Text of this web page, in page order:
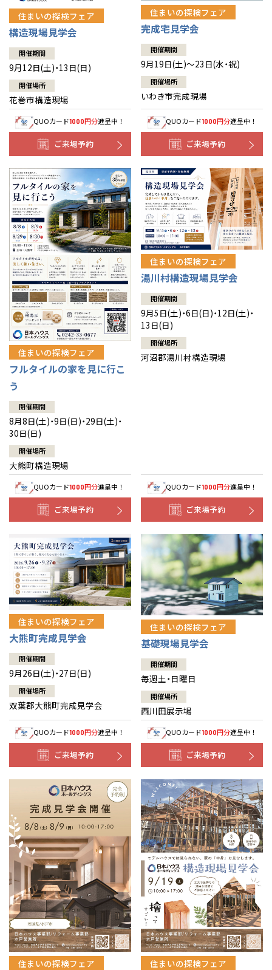
住まいの探検フェア
構造現場見学会
開催期間
9月12日(土)・13日(日)
開催場所
花巻市構造現場
QUOカード1000円分進呈中！
ご来場予約
住まいの探検フェア
完成宅見学会
開催期間
9月19日(土)～23日(水・祝)
開催場所
いわき市完成現場
QUOカード1000円分進呈中！
ご来場予約
住まいの探検フェア
フルタイルの家を見に行こ
う
開催期間
8月8日(土)・9日(日)・29日(土)・
30日(日)
開催場所
大熊町構造現場
QUOカード1000円分進呈中！
ご来場予約
住まいの探検フェア
湯川村構造現場見学会
開催期間
9月5日(土)・6日(日)・12日(土)・
13日(日)
開催場所
河沼郡湯川村構造現場
QUOカード1000円分進呈中！
ご来場予約
住まいの探検フェア
大熊町完成見学会
開催期間
9月26日(土)・27日(日)
開催場所
双葉郡大熊町完成見学会
QUOカード1000円分進呈中！
ご来場予約
住まいの探検フェア
基礎現場見学会
開催期間
毎週土・日曜日
開催場所
西川田展示場
QUOカード1000円分進呈中！
ご来場予約
住まいの探検フェア 住まいの探検フェア